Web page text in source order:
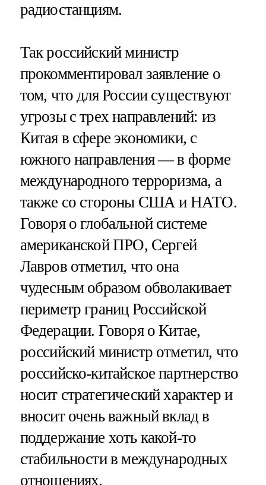
радиостанциям.
Так российский министр
прокомментировал заявление о
том, что для России существуют
угрозы с трех направлений: из
Китая в сфере экономики, с
южного направления — в форме
международного терроризма, а
также со стороны США и НАТО.
Говоря о глобальной системе
американской ПРО, Сергей
Лавров отметил, что она
чудесным образом обволакивает
периметр границ Российской
Федерации. Говоря о Китае,
российский министр отметил, что
российско-китайское партнерство
носит стратегический характер и
вносит очень важный вклад в
поддержание хоть какой-то
стабильности в международных
отношениях.